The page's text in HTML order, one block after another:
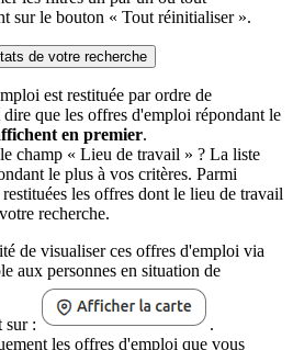
sur le bouton « Tout réinitialiser ».
de votre recherche
est restituée par ordre de
que les offres d'emploi répondant le
en premier.
champ « Lieu de travail » ? La liste
le plus à vos critères. Parmi
les offres dont le lieu de travail
recherche.
de visualiser ces offres d'emploi via
aux personnes en situation de
sur :
.
les offres d'emploi que vous